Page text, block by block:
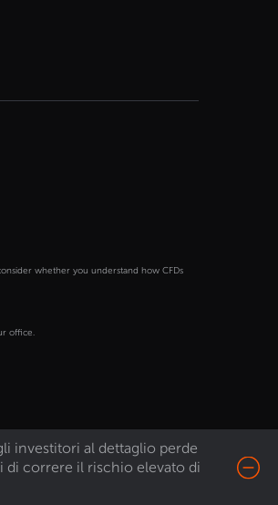
whether you understand how CFDs
office.
investitori al dettaglio perde
di correre il rischio elevato di